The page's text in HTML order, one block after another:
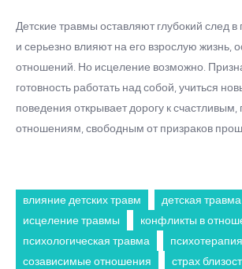
Детские травмы оставляют глубокий след в
и серьезно влияют на его взрослую жизнь,
отношений. Но исцеление возможно.
готовность работать над собой, учиться
поведения открывает дорогу к
отношениям, свободным от призраков
влияние детских травм
детская травма
исцеление травмы
конфликты в
психологическая травма
психотерапия
созависимые отношения
страх